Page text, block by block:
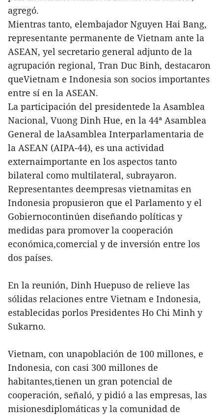
agregó.
Mientras tanto, elembajador Nguyen Hai Bang,
representante permanente de Vietnam ante la
ASEAN, yel secretario general adjunto de la
agrupación regional, Tran Duc Binh, destacaron
queVietnam e Indonesia son socios importantes
entre sí en la ASEAN.
La participación del presidentede la Asamblea
Nacional, Vuong Dinh Hue, en la 44ª Asamblea
General de laAsamblea Interparlamentaria de
la ASEAN (AIPA-44), es una actividad
externaimportante en los aspectos tanto
bilateral como multilateral, subrayaron.
Representantes deempresas vietnamitas en
Indonesia propusieron que el Parlamento y el
Gobiernocontinúen diseñando políticas y
medidas para promover la cooperación
económica,comercial y de inversión entre los
dos países.
En la reunión, Dinh Huepuso de relieve las
sólidas relaciones entre Vietnam e Indonesia,
establecidas porlos Presidentes Ho Chi Minh y
Sukarno.
Vietnam, con unapoblación de 100 millones, e
Indonesia, con casi 300 millones de
habitantes,tienen un gran potencial de
cooperación, señaló, y pidió a las empresas, las
misionesdiplomáticas y la comunidad de